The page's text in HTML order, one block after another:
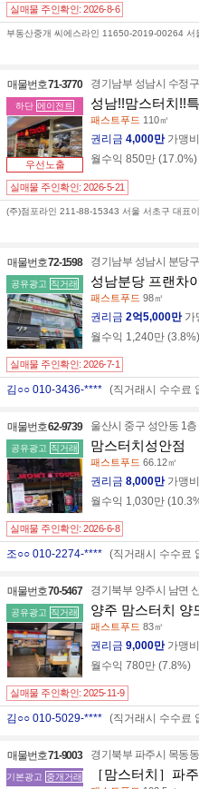
실매물 주인확인: 2026-8-6
부동산중개 씨에스라인 11650-2019-00264
매물번호71-3770
하단 에이전트
우선노출
경기남부 성남시 수정
성남!!맘스터치!!
패스트푸드 110㎡
권리금 4,000만 가맹
월수익 850만 (17.0%)
실매물 주인확인: 2026-5-21
(주)점포라인 211-88-15343 서울 서초구 대표
매물번호72-1598
공유광고 직거래
경기남부 성남시 분당
성남분당 프랜차
패스트푸드 98㎡
권리금 2억5,000만 가
월수익 1,240만 (3.8%)
실매물 주인확인: 2026-7-1
김○○ 010-3436-**** (직거래시 수수료
매물번호62-9739
공유광고 직거래
울산시 중구 성안동 1층
맘스터치성안점
패스트푸드 66.12㎡
권리금 8,000만 가맹
월수익 1,030만 (10.3
실매물 주인확인: 2026-6-8
조○○ 010-2274-**** (직거래시 수수료
매물번호70-5467
공유광고 직거래
경기북부 양주시 남면
양주 맘스터치 양
패스트푸드 83㎡
권리금 9,000만 가맹
월수익 780만 (7.8%)
실매물 주인확인: 2025-11-9
김○○ 010-5029-**** (직거래시 수수료
매물번호71-9003
기본광고 중개거래
경기북부 파주시 목동
［맘스터치］파